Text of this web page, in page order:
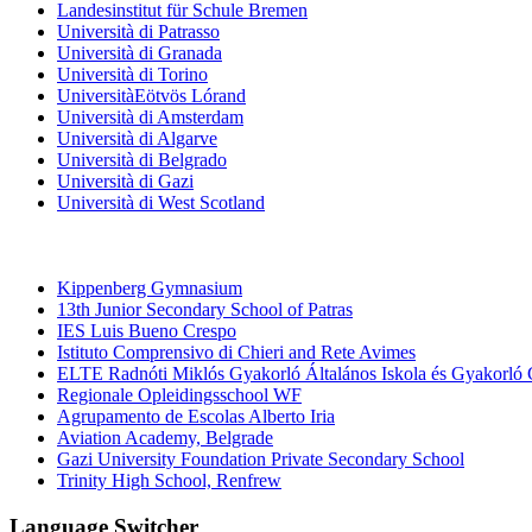
Landesinstitut für Schule Bremen
Università di Patrasso
Università di Granada
Università di Torino
UniversitàEötvös Lórand
Università di Amsterdam
Università di Algarve
Università di Belgrado
Università di Gazi
Università di West Scotland
Kippenberg Gymnasium
13th Junior Secondary School of Patras
IES Luis Bueno Crespo
Istituto Comprensivo di Chieri and Rete Avimes
ELTE Radnóti Miklós Gyakorló Általános Iskola és Gyakorló
Regionale Opleidingsschool WF
Agrupamento de Escolas Alberto Iria
Aviation Academy, Belgrade
Gazi University Foundation Private Secondary School
Trinity High School, Renfrew
Language Switcher